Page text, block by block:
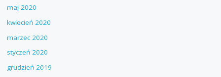
maj 2020
kwiecień 2020
marzec 2020
styczeń 2020
grudzień 2019